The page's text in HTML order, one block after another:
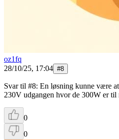
oz1fq
28/10/25, 17:04 #8
Svar til #8: En løsning kunne være
230V udgangen hvor de 300W er
0
0